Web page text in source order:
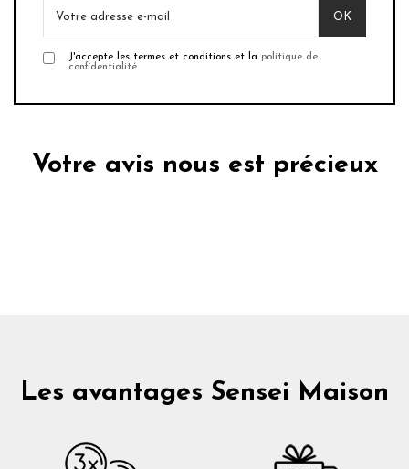
J'accepte les termes et conditions et la politique de
confidentialité
Votre avis nous est précieux
Les avantages Sensei Maison